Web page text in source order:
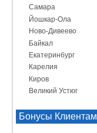
Самара
Йошкар-Ола
Ново-Дивеево
Байкал
Екатеринбург
Карелия
Киров
Великий Устюг
Бонусы Клиентам